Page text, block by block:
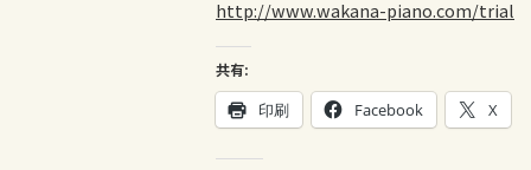
http://www.wakana-piano.com/trial
共有:
印刷 Facebook X